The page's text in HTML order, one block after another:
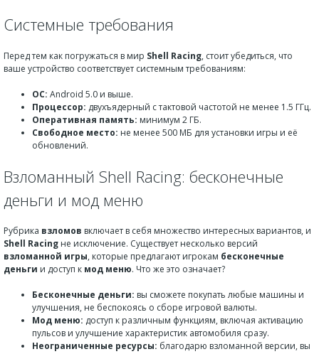
Системные требования
Перед тем как погружаться в мир Shell Racing, стоит убедиться, что
ваше устройство соответствует системным требованиям:
ОС: Android 5.0 и выше.
Процессор: двухъядерный с тактовой частотой не менее 1.5 ГГц.
Оперативная память: минимум 2 ГБ.
Свободное место: не менее 500 МБ для установки игры и её
обновлений.
Взломанный Shell Racing: бесконечные
деньги и мод меню
Рубрика взломов включает в себя множество интересных вариантов, и
Shell Racing не исключение. Существует несколько версий
взломанной игры, которые предлагают игрокам бесконечные
деньги и доступ к мод меню. Что же это означает?
Бесконечные деньги: вы сможете покупать любые машины и
улучшения, не беспокоясь о сборе игровой валюты.
Мод меню: доступ к различным функциям, включая активацию
пульсов и улучшение характеристик автомобиля сразу.
Неограниченные ресурсы: благодарю взломанной версии, вы